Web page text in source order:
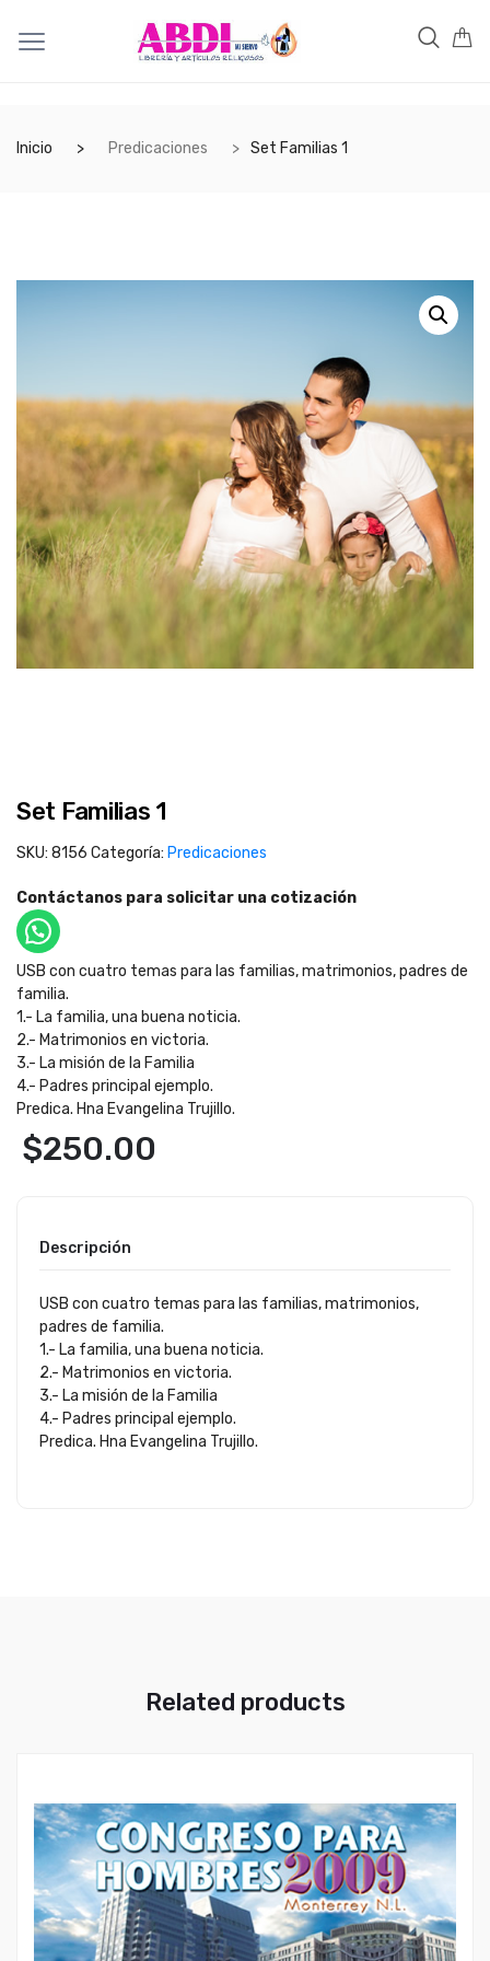
Inicio Predicaciones Set Familias 1
Set Familias 1
SKU: 8156 Categoría: Predicaciones
Contáctanos para solicitar una cotización
USB con cuatro temas para las familias, matrimonios, padres de
familia.
1.- La familia, una buena noticia.
2.- Matrimonios en victoria.
3.- La misión de la Familia
4.- Padres principal ejemplo.
Predica. Hna Evangelina Trujillo.
$250.00
Descripción
USB con cuatro temas para las familias, matrimonios,
padres de familia.
1.- La familia, una buena noticia.
2.- Matrimonios en victoria.
3.- La misión de la Familia
4.- Padres principal ejemplo.
Predica. Hna Evangelina Trujillo.
Related products